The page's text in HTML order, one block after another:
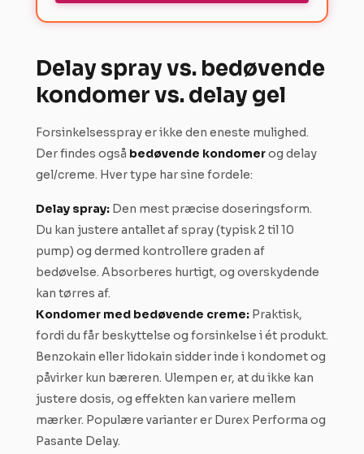
Delay spray vs. bedøvende
kondomer vs. delay gel
Forsinkelsesspray er ikke den eneste mulighed.
Der findes også bedøvende kondomerog delay
gel/creme. Hver type har sine fordele:
Delay spray:Den mest præcise doseringsform.
Du kan justere antallet af spray (typisk 2 til 10
pump) og dermed kontrollere graden af
bedøvelse. Absorberes hurtigt, og overskydende
kan tørres af.
Kondomer med bedøvende creme:Praktisk,
fordi du får beskyttelse og forsinkelse i ét produkt.
Benzokain eller lidokain sidder inde i kondomet og
påvirker kun bæreren. Ulempen er, at du ikke kan
justere dosis, og effekten kan variere mellem
mærker. Populære varianter er Durex Performa og
Pasante Delay.